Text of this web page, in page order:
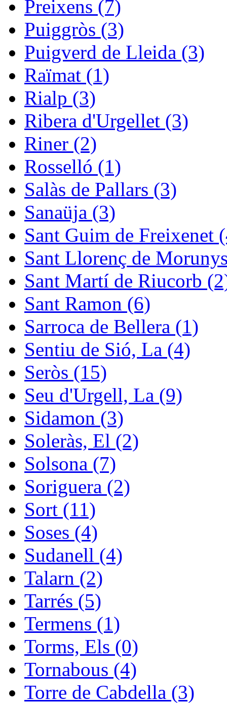
Preixens (7)
Puiggròs (3)
Puigverd de Lleida (3)
Raïmat (1)
Rialp (3)
Ribera d'Urgellet (3)
Riner (2)
Rosselló (1)
Salàs de Pallars (3)
Sanaüja (3)
Sant Guim de Freixenet
Sant Llorenç de
Sant Martí de Riucorb
Sant Ramon (6)
Sarroca de Bellera (1)
Sentiu de Sió, La (4)
Seròs (15)
Seu d'Urgell, La (9)
Sidamon (3)
Soleràs, El (2)
Solsona (7)
Soriguera (2)
Sort (11)
Soses (4)
Sudanell (4)
Talarn (2)
Tarrés (5)
Termens (1)
Torms, Els (0)
Tornabous (4)
Torre de Cabdella (3)